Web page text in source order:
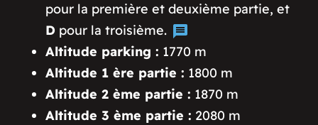
pour la première et deuxième partie, et
D pour la troisième.
Altitude parking : 1770 m
Altitude 1 ère partie : 1800 m
Altitude 2 ème partie : 1870 m
Altitude 3 ème partie : 2080 m